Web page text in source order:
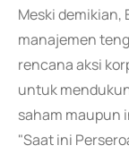
Meski demikian,
manajemen
rencana aksi
untuk
saham maupun
"Saat ini